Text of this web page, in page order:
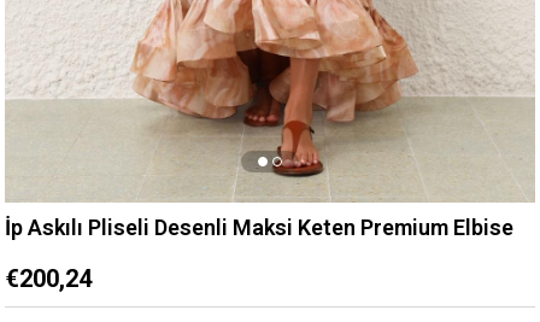
İp Askılı Pliseli Desenli Maksi Keten Premium Elbise
€200,24